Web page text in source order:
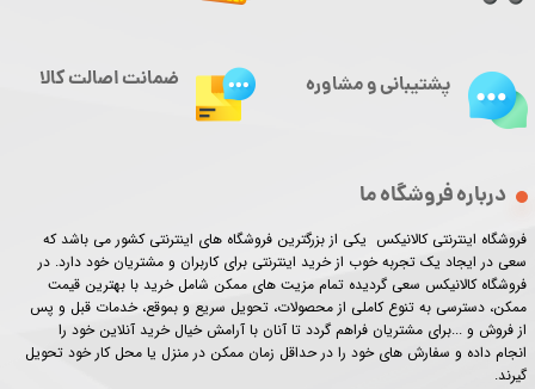
درباره فروشگاه ما
فروشگاه اینترنتی کالانیکس یکی از بزرگترین فروشگاه های اینترنتی کشور می باشد که
سعی در ایجاد یک تجربه خوب از خرید اینترنتی برای کاربران و مشتریان خود دارد. در
فروشگاه کالانیکس سعی گردیده تمام مزیت های ممکن شامل خرید با بهترین قیمت
ممکن، دسترسی به تنوع کاملی از محصولات، تحویل سریع و بموقع، خدمات قبل و پس
از فروش و ...برای مشتریان فراهم گردد تا آنان با آرامش خیال خرید آنلاین خود را
انجام داده و سفارش های خود را در حداقل زمان ممکن در منزل یا محل کار خود تحویل
گیرند.​​​​​​​
پشتیبانی و مشاوره ضمانت اصالت کالا